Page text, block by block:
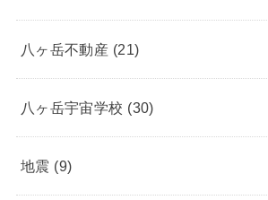
八ヶ岳不動産 (21)
八ヶ岳宇宙学校 (30)
地震 (9)